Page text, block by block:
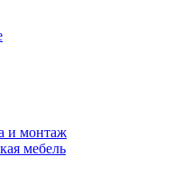
и монтаж
мебель